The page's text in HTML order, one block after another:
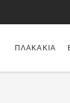
ΠΛΑΚΆΚΙΑ